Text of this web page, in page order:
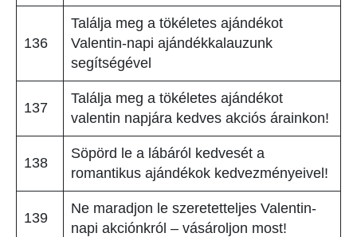
136
Találja meg a tökéletes ajándékot
Valentin-napi ajándékkalauzunk
segítségével
137
Találja meg a tökéletes ajándékot
valentin napjára kedves akciós árainkon!
138
Söpörd le a lábáról kedvesét a
romantikus ajándékok kedvezményeivel!
139
Ne maradjon le szeretetteljes Valentin-
napi akciónkról – vásároljon most!